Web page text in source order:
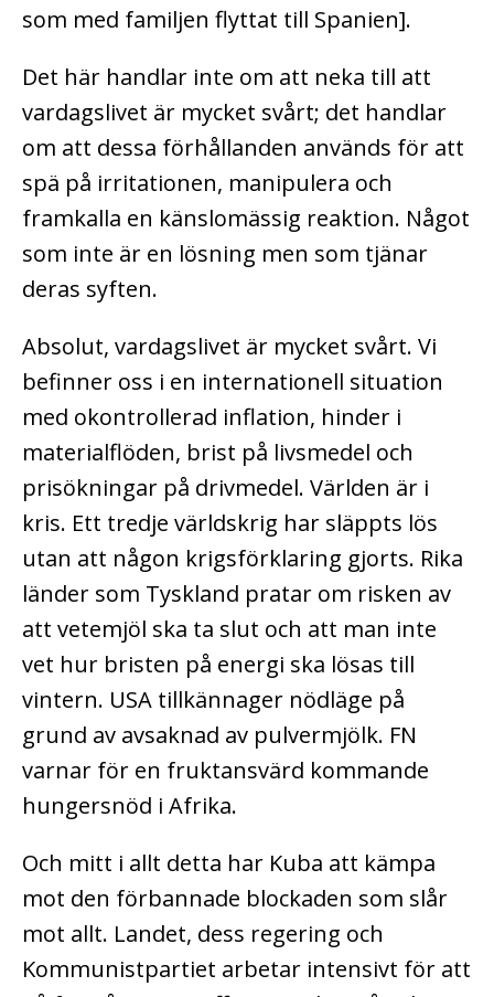
som med familjen flyttat till Spanien].
Det här handlar inte om att neka till att
vardagslivet är mycket svårt; det handlar
om att dessa förhållanden används för att
spä på irritationen, manipulera och
framkalla en känslomässig reaktion. Något
som inte är en lösning men som tjänar
deras syften.
Absolut, vardagslivet är mycket svårt. Vi
befinner oss i en internationell situation
med okontrollerad inflation, hinder i
materialflöden, brist på livsmedel och
prisökningar på drivmedel. Världen är i
kris. Ett tredje världskrig har släppts lös
utan att någon krigsförklaring gjorts. Rika
länder som Tyskland pratar om risken av
att vetemjöl ska ta slut och att man inte
vet hur bristen på energi ska lösas till
vintern. USA tillkännager nödläge på
grund av avsaknad av pulvermjölk. FN
varnar för en fruktansvärd kommande
hungersnöd i Afrika.
Och mitt i allt detta har Kuba att kämpa
mot den förbannade blockaden som slår
mot allt. Landet, dess regering och
Kommunistpartiet arbetar intensivt för att